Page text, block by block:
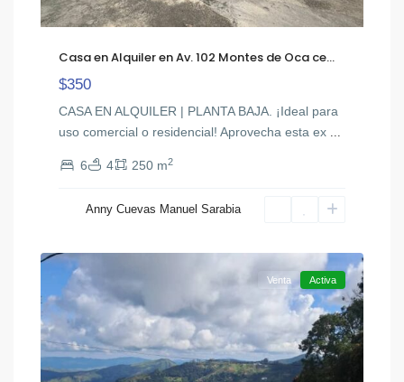
Casa en Alquiler en Av. 102 Montes de Oca ce...
$350
CASA EN ALQUILER | PLANTA BAJA. ¡Ideal para
uso comercial o residencial! Aprovecha esta ex ...
6 4 250 m2
Anny Cuevas Manuel Sarabia
Colonia
Venta Activa